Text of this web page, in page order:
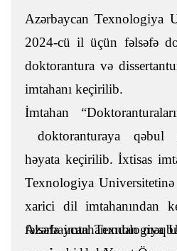
Azərbaycan Texnologiya
2024-cü il üçün fəlsəfə
doktorantura və
imtahanı keçirilib.
İmtahan
doktoranturaya qəbul
həyata keçirilib. İxtisas
Texnologiya
xarici dil imtahanından
fəlsəfə imtahanından
Azərbaycan Texnologiya